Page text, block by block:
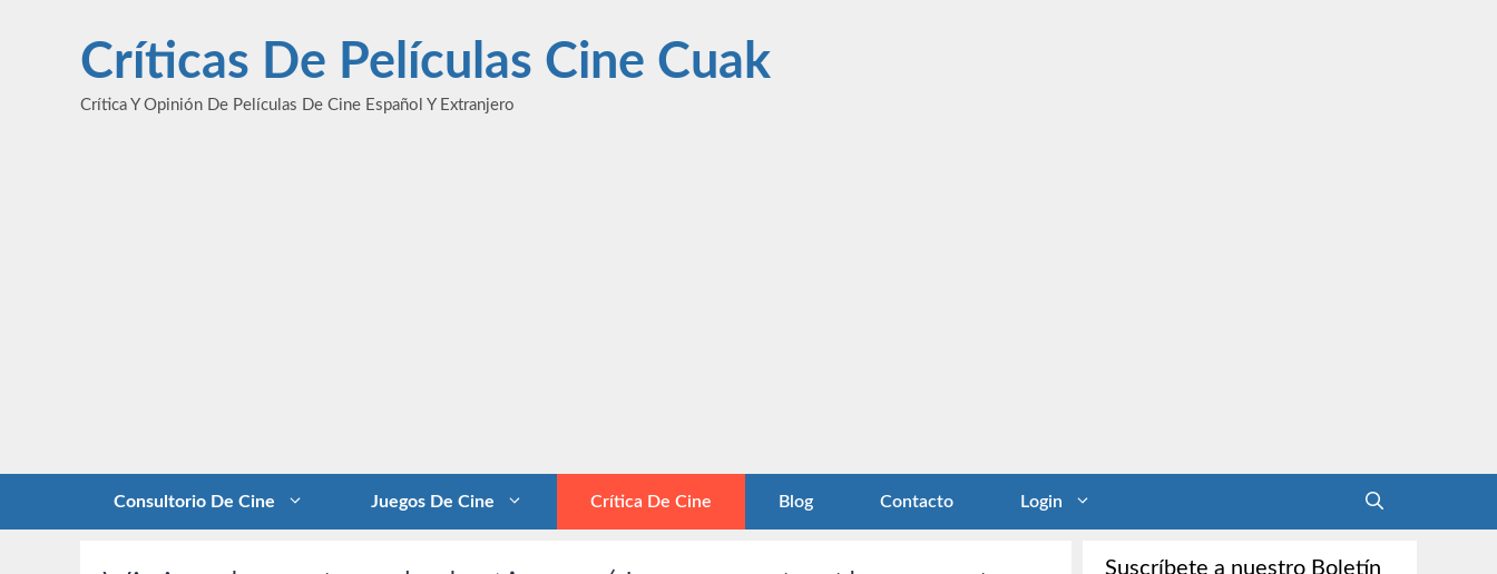
contenidoCríticas De Películas Cine Cuak
Crítica Y Opinión De Películas De Cine Español Y Extranjero
Consultorio De Cine Juegos De Cine Crítica De Cine Blog Contacto Login
Suscríbete a nuestro Boletín